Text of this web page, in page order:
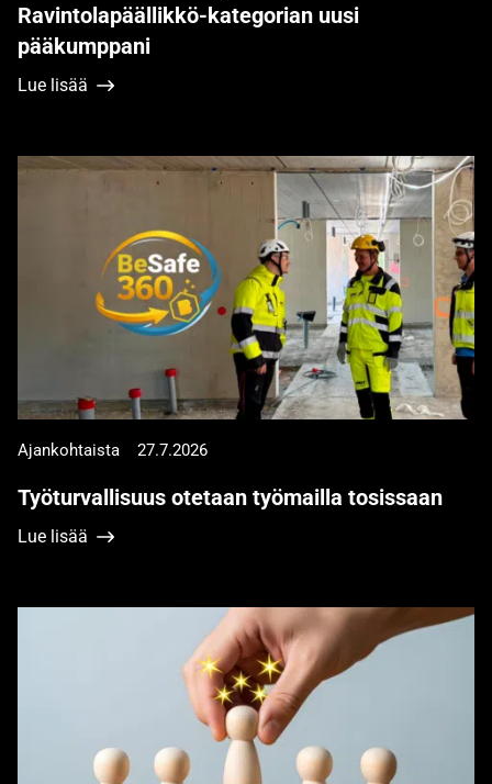
Ravintolapäällikkö-kategorian uusi
pääkumppani
Lue lisää
Ajankohtaista 27.7.2026
Työturvallisuus otetaan työmailla tosissaan
Lue lisää